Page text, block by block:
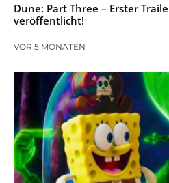
Dune: Part Three – Erster
veröffentlicht!
VOR 5 MONATEN